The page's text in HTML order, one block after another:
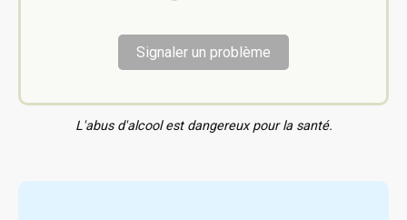
Signaler un problème
L'abus d'alcool est dangereux pour la santé.